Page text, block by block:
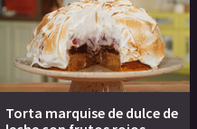
Torta marquise de dulce de